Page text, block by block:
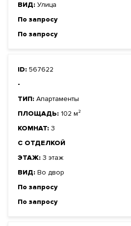
ВИД: Улица
По запросу
По запросу
ID: 567622
-
ТИП: Апартаменты
ПЛОЩАДЬ: 102 м²
КОМНАТ: 3
С ОТДЕЛКОЙ
ЭТАЖ: 3 этаж
ВИД: Во двор
По запросу
По запросу